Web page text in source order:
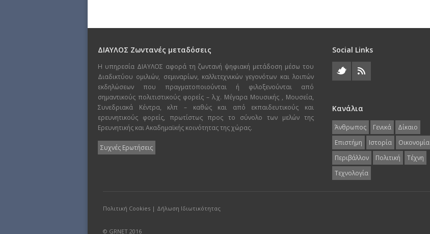
ΔΙΑΥΛΟΣ Ζωντανές μεταδόσεις
Η υπηρεσία ΔΙΑΥΛΟΣ αφορά τη ζωντανή ψηφιακή μετάδοση μέσω του
Διαδικτύου ομιλιών, σεμιναρίων, καλλιτεχνικών γεγονότων και λοιπών
εκδηλώσεων που πραγματοποιούνται ή φιλοξενούνται από
σημαντικούς πολιτιστικούς φορείς – λ.χ. Μέγαρα Μουσικής , Μουσεία,
Συνεδριακά Κέντρα, κλπ – καθώς και από εκπαιδευτικούς και
ερευνητικούς φορείς, πρωτίστως προς το σύνολο των μελών της
Ερευνητικής και Ακαδημαϊκής κοινότητας της χώρας.
Συχνές Ερωτήσεις
Social Links
Κανάλια
Άνθρωπος Γενικά
Δίκαιο
Επιστήμη
Ιστορία
Οικονομία
Περιβάλλον
Πολιτική
Τέχνη
Τεχνολογία
Πολιτική Cookies | Δήλωση Ιδιωτικότητας
© GRNET 2016